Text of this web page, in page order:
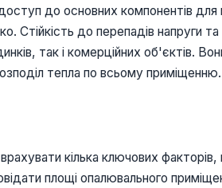
до основних компонентів
Стійкість до перепадів напруги
так і комерційних об'єктів.
тепла по всьому
кілька ключових
площі опалювального